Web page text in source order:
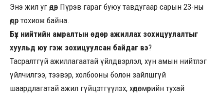
Энэ жил уг өдөр Пүрэв гараг буюу тавдугаар сарын 23-ны
өдөр тохиож байна.
Бүх нийтийн амралтын өдөр ажиллах зохицуулалтыг
хуульд юу гэж зохицуулсан байдаг вэ?
Тасралтгүй ажиллагаатай үйлдвэрлэл, хүн амын нийтлэг
үйлчилгээ, тээвэр, холбооны болон зайлшгүй
шаардлагатай ажил гүйцэтгүүлэх, хөдөлмөрийн тухай